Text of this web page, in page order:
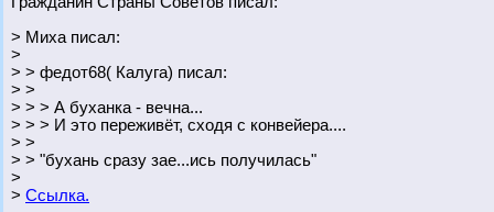
> Миха писал:
>
> > федот68( Калуга) писал:
> >
> > > А буханка - вечна...
> > > И это переживёт, сходя с конвейера....
> >
> > "бухань сразу зае...ись получилась"
>
> Ссылка.